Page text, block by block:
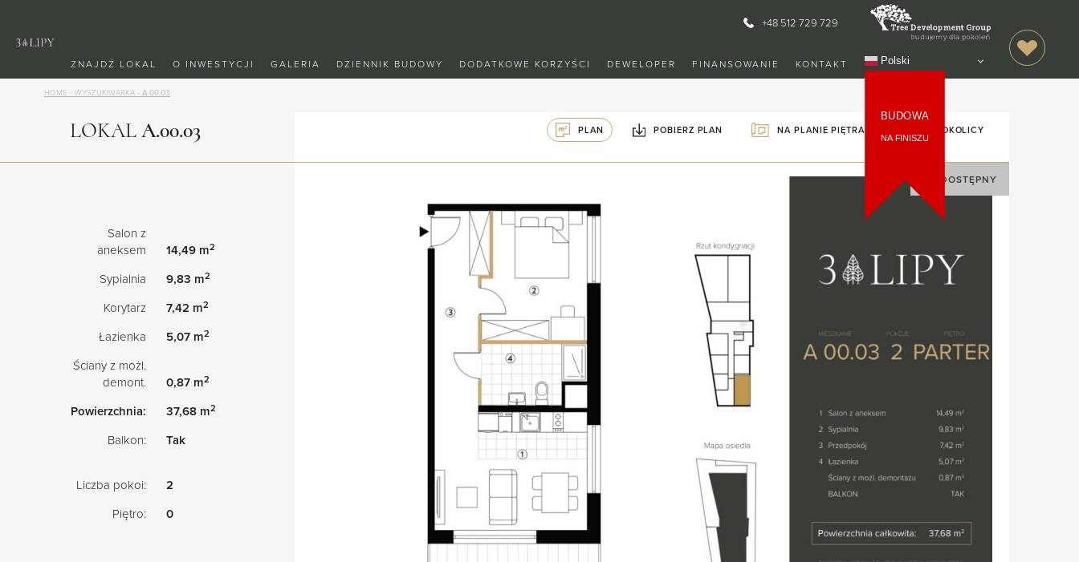
+48 512 729 729
BUDOWA
NA FINISZU
ZNAJDŹ LOKAL O INWESTYCJI GALERIA DZIENNIK BUDOWY DODATKOWE KORZYŚCI DEWELOPER FINANSOWANIE KONTAKT Polski
HOME - WYSZUKIWARKA - A.00.03
LOKALA.00.03 PLAN POBIERZ PLAN NA PLANIE PIĘTRA MAPA OKOLICY
Salon z
aneksem
14,49 m2
Sypialnia 9,83 m2
Korytarz 7,42 m2
Łazienka 5,07 m2
Ściany z możl.
demont.
0,87 m2
Powierzchnia: 37,68 m2
Balkon: Tak
Liczba pokoi:
2
Piętro:
0
NIEDOSTĘPNY